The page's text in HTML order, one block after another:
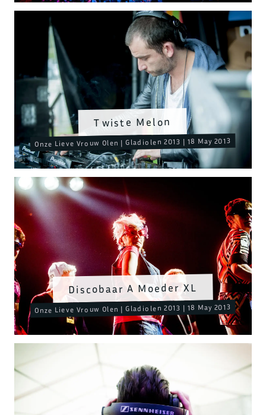
Discobaar A Moeder XL
Onze Lieve Vrouw Olen | Gladiolen 2013 | 18 May 2013
Twiste Melon
Onze Lieve Vrouw Olen | Gladiolen 2013 | 18 May 2013